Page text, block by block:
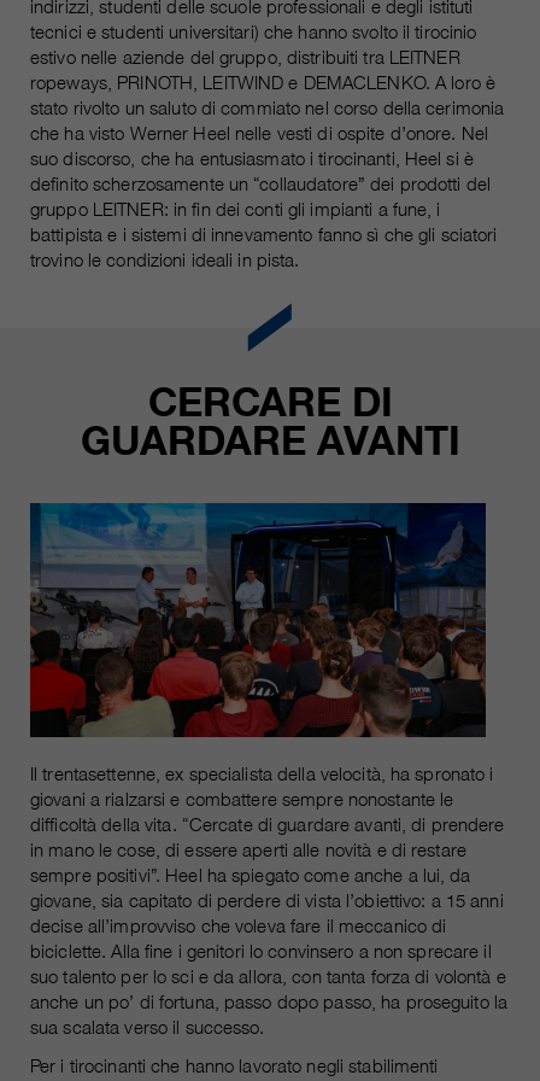
indirizzi, studenti delle scuole professionali e degli istituti
tecnici e studenti universitari) che hanno svolto il tirocinio
estivo nelle aziende del gruppo, distribuiti tra LEITNER
ropeways, PRINOTH, LEITWIND e DEMACLENKO. A loro è
stato rivolto un saluto di commiato nel corso della cerimonia
che ha visto Werner Heel nelle vesti di ospite d’onore. Nel
suo discorso, che ha entusiasmato i tirocinanti, Heel si è
definito scherzosamente un “collaudatore” dei prodotti del
gruppo LEITNER: in fin dei conti gli impianti a fune, i
battipista e i sistemi di innevamento fanno sì che gli sciatori
trovino le condizioni ideali in pista.
CERCARE DI
GUARDARE AVANTI
Il trentasettenne, ex specialista della velocità, ha spronato i
giovani a rialzarsi e combattere sempre nonostante le
difficoltà della vita. “Cercate di guardare avanti, di prendere
in mano le cose, di essere aperti alle novità e di restare
sempre positivi”. Heel ha spiegato come anche a lui, da
giovane, sia capitato di perdere di vista l’obiettivo: a 15 anni
decise all’improvviso che voleva fare il meccanico di
biciclette. Alla fine i genitori lo convinsero a non sprecare il
suo talento per lo sci e da allora, con tanta forza di volontà e
anche un po’ di fortuna, passo dopo passo, ha proseguito la
sua scalata verso il successo.
Per i tirocinanti che hanno lavorato negli stabilimenti
attuale
obiettivo
Usato per proteggere lo spam
causato dallo spam-bot.
Nome cookie_optin
fornitore sgalinski Cookie Opt In
durata 30 giorni
Salva le impostazioni del cookie
selezionate dall'utente.
Nome
_ga, _gid, _gat, __utma, __utmb,
__utmc, __utmd, __utmz
fornitore Google Analytics
durata
variano da 2 anni a 6 mesi o ancora
di più.
Questi cookie sono utilizzati da
Google Analytics per raccogliere
comprese le informazioni personali
e non personali. Ulteriori
direttive sulla protezione dei dati di
Google Analytics all'indirizzo
https://policies.google.com/privacy.,
del sito, che ci aiutano a migliorare i
nostri siti web / app. Queste
informazioni vengono trasmesse
anche ai nostri clienti / partner.
piú informazioni sul cookie